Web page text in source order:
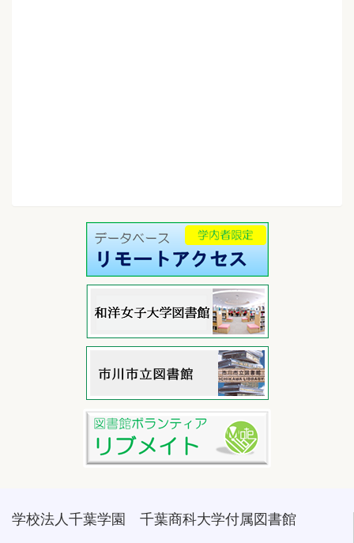
学校法人千葉学園 千葉商科大学付属図書館